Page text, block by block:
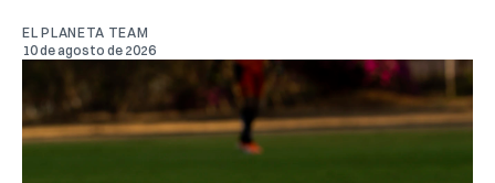
EL PLANETA TEAM
10 de agosto de 2026